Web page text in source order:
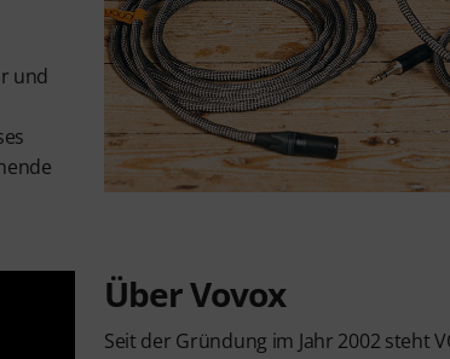
und
Über Vovox
Seit der Gründung im Jahr 2002 steht